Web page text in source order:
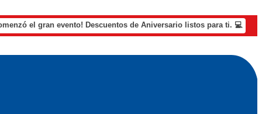
el gran evento! Descuentos de Aniversario listos para ti. 💻